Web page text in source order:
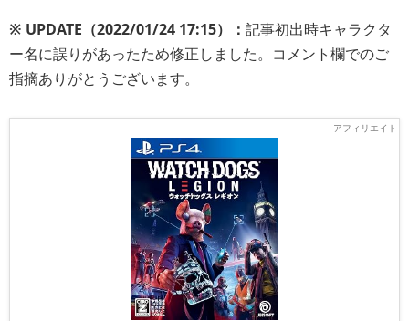
※ UPDATE（2022/01/24 17:15）： 記事初出時キャラクタ
ー名に誤りがあったため修正しました。コメント欄でのご
指摘ありがとうございます。